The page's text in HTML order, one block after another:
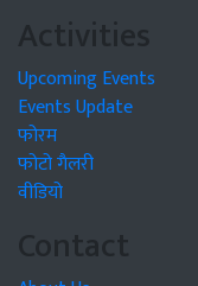
Activities
Upcoming Events
Events Update
फोरम
फोटो गैलरी
वीडियो
Contact